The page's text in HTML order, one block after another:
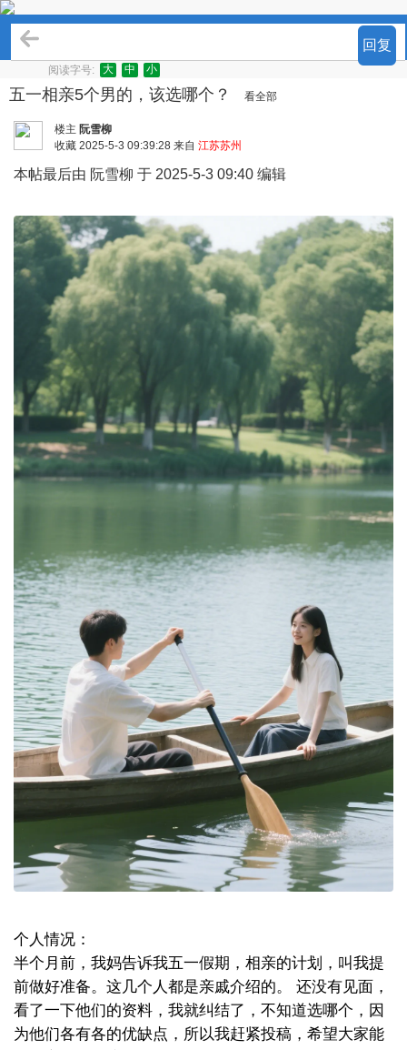
回复
阅读字号: 大 中 小
五一相亲5个男的，该选哪个？ 看全部
楼主 阮雪柳
收藏 2025-5-3 09:39:28 来自 江苏苏州
本帖最后由 阮雪柳 于 2025-5-3 09:40 编辑
个人情况：
半个月前，我妈告诉我五一假期，相亲的计划，叫我提
前做好准备。这几个人都是亲戚介绍的。 还没有见面，
看了一下他们的资料，我就纠结了，不知道选哪个，因
为他们各有各的优缺点，所以我赶紧投稿，希望大家能